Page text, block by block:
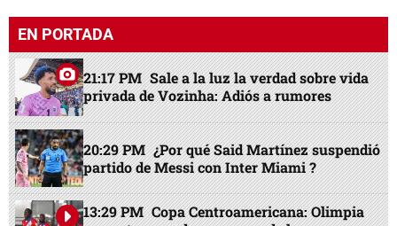
EN PORTADA
21:17 PM Sale a la luz la verdad sobre vida
privada de Vozinha: Adiós a rumores
20:29 PM ¿Por qué Said Martínez suspendió
partido de Messi con Inter Miami ?
13:29 PM Copa Centroamericana: Olimpia